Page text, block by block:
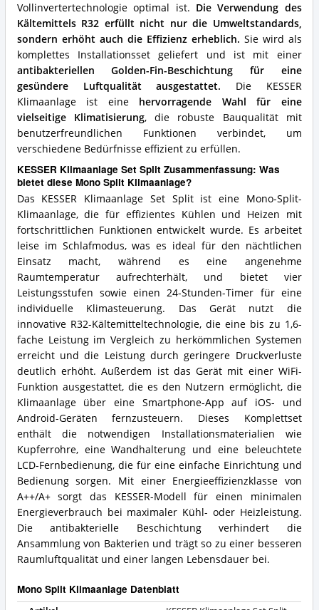
Vollinvertertechnologie optimal ist. Die Verwendung des
Kältemittels R32 erfüllt nicht nur die Umweltstandards,
sondern erhöht auch die Effizienz erheblich. Sie wird als
komplettes Installationsset geliefert und ist mit einer
antibakteriellen Golden-Fin-Beschichtung für eine
gesündere Luftqualität ausgestattet. Die KESSER
Klimaanlage ist eine hervorragende Wahl für eine
vielseitige Klimatisierung, die robuste Bauqualität mit
benutzerfreundlichen Funktionen verbindet, um
verschiedene Bedürfnisse effizient zu erfüllen.
KESSER Klimaanlage Set Split Zusammenfassung: Was
bietet diese Mono Split Klimaanlage?
Das KESSER Klimaanlage Set Split ist eine Mono-Split-
Klimaanlage, die für effizientes Kühlen und Heizen mit
fortschrittlichen Funktionen entwickelt wurde. Es arbeitet
leise im Schlafmodus, was es ideal für den nächtlichen
Einsatz macht, während es eine angenehme
Raumtemperatur aufrechterhält, und bietet vier
Leistungsstufen sowie einen 24-Stunden-Timer für eine
individuelle Klimasteuerung. Das Gerät nutzt die
innovative R32-Kältemitteltechnologie, die eine bis zu 1,6-
fache Leistung im Vergleich zu herkömmlichen Systemen
erreicht und die Leistung durch geringere Druckverluste
deutlich erhöht. Außerdem ist das Gerät mit einer WiFi-
Funktion ausgestattet, die es den Nutzern ermöglicht, die
Klimaanlage über eine Smartphone-App auf iOS- und
Android-Geräten fernzusteuern. Dieses Komplettset
enthält die notwendigen Installationsmaterialien wie
Kupferrohre, eine Wandhalterung und eine beleuchtete
LCD-Fernbedienung, die für eine einfache Einrichtung und
Bedienung sorgen. Mit einer Energieeffizienzklasse von
A++/A+ sorgt das KESSER-Modell für einen minimalen
Energieverbrauch bei maximaler Kühl- oder Heizleistung.
Die antibakterielle Beschichtung verhindert die
Ansammlung von Bakterien und trägt so zu einer besseren
Raumluftqualität und einer langen Lebensdauer bei.
Mono Split Klimaanlage Datenblatt